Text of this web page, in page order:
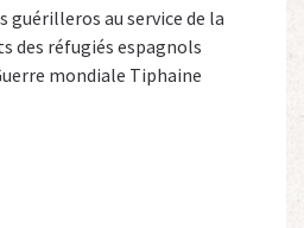
guérilleros au service de la
des réfugiés espagnols
mondiale Tiphaine
en études hispaniques. Elle
contemporaine des